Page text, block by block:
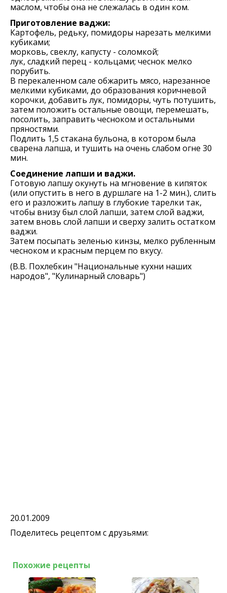
маслом, чтобы она не слежалась в один ком.
Приготовление ваджи:
Картофель, редьку, помидоры нарезать мелкими
кубиками;
морковь, свеклу, капусту - соломкой;
лук, сладкий перец - кольцами; чеснок мелко
порубить.
В перекаленном сале обжарить мясо, нарезанное
мелкими кубиками, до образования коричневой
корочки, добавить лук, помидоры, чуть потушить,
затем положить остальные овощи, перемешать,
посолить, заправить чесноком и остальными
пряностями.
Подлить 1,5 стакана бульона, в котором была
сварена лапша, и тушить на очень слабом огне 30
мин.
Соединение лапши и ваджи.
Готовую лапшу окунуть на мгновение в кипяток
(или опустить в него в дуршлаге на 1-2 мин.), слить
его и разложить лапшу в глубокие тарелки так,
чтобы внизу был слой лапши, затем слой ваджи,
затем вновь слой лапши и сверху залить остатком
ваджи.
Затем посыпать зеленью кинзы, мелко рубленным
чесноком и красным перцем по вкусу.
(В.В. Похлебкин "Национальные кухни наших
народов", "Кулинарный словарь")
20.01.2009
Поделитесь рецептом с друзьями:
Похожие рецепты